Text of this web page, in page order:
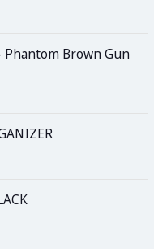
Brown Gun